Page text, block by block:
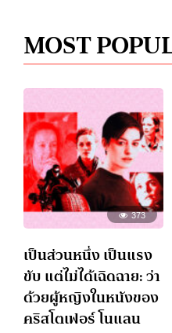
MOST
373
เป็นส่วนหนึ่ง เป็นแรง
ขับ แต่ไม่ได้เฉิดฉาย: ว่า
ด้วยผู้หญิงในหนังของ
คริสโตเฟอร์ โนแลน